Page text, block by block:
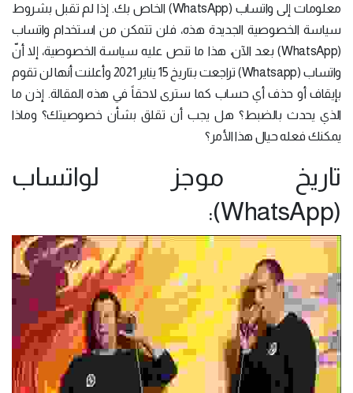
معلومات إلى واتساب (WhatsApp) الخاص بك. إذا لم تقبل بشروط
سياسة الخصوصية الجديدة هذه، فلن تتمكن من استخدام واتساب
(WhatsApp) بعد الآن، هذا ما تنص عليه سياسة الخصوصية، إلا أنّ
واتساب (Whatsapp) تراجعت بتاريخ 15 يناير 2021 وأعلنت أنها لن تقوم
بإيقاف أو حذف أي حساب كما سترى لاحقاً في هذه المقالة. إذن ما
الذي يحدث بالضبط؟ هل يجب أن تقلق بشأن خصوصيتك؟ وماذا
يمكنك فعله حيال هذا الأمر؟
تاريخ موجز لواتساب
(WhatsApp):